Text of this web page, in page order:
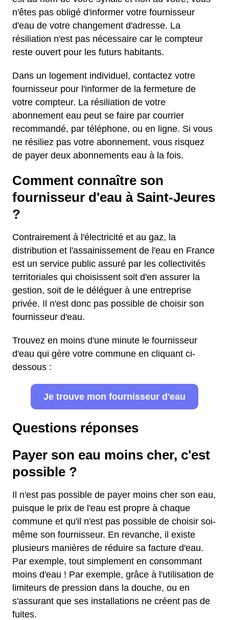
n'êtes pas obligé d'informer votre fournisseur
d'eau de votre changement d'adresse. La
résiliation n'est pas nécessaire car le compteur
reste ouvert pour les futurs habitants.
Dans un logement individuel, contactez votre
fournisseur pour l'informer de la fermeture de
votre compteur. La résiliation de votre
abonnement eau peut se faire par courrier
recommandé, par téléphone, ou en ligne. Si vous
ne résiliez pas votre abonnement, vous risquez
de payer deux abonnements eau à la fois.
Comment connaître son
fournisseur d'eau à Saint-Jeures
?
Contrairement à l'électricité et au gaz, la
distribution et l'assainissement de l'eau en France
est un service public assuré par les collectivités
territoriales qui choisissent soit d'en assurer la
gestion, soit de le déléguer à une entreprise
privée. Il n'est donc pas possible de choisir son
fournisseur d'eau.
Trouvez en moins d'une minute le fournisseur
d'eau qui gère votre commune en cliquant ci-
dessous :
Je trouve mon fournisseur d'eau
Questions réponses
Payer son eau moins cher, c'est
possible ?
Il n'est pas possible de payer moins cher son eau,
puisque le prix de l'eau est propre à chaque
commune et qu'il n'est pas possible de choisir soi-
même son fournisseur. En revanche, il existe
plusieurs manières de réduire sa facture d'eau.
Par exemple, tout simplement en consommant
moins d'eau ! Par exemple, grâce à l'utilisation de
limiteurs de pression dans la douche, ou en
s'assurant que ses installations ne créent pas de
fuites.